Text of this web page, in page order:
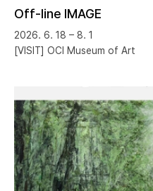
Off-line IMAGE
2026. 6. 18 – 8. 1
[VISIT] OCI Museum of Art